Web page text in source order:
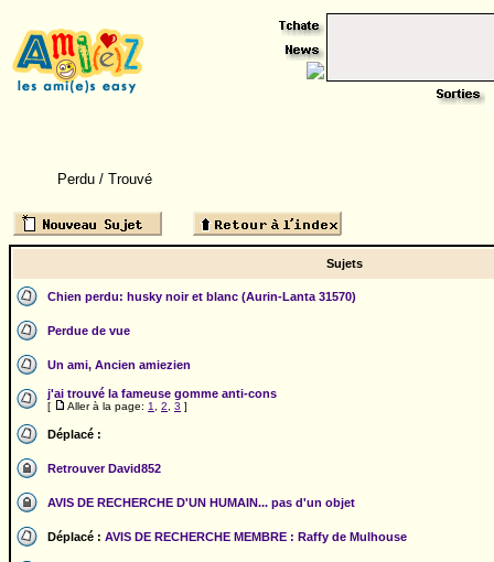
Perdu / Trouvé
Sujets
Chien perdu: husky noir et blanc (Aurin-Lanta 31570)
Perdue de vue
Un ami, Ancien amiezien
j'ai trouvé la fameuse gomme anti-cons
[ Aller à la page: 1 2 3 ]
Déplacé :
Retrouver David852
AVIS DE RECHERCHE D'UN HUMAIN... pas d'un objet
Déplacé : AVIS DE RECHERCHE MEMBRE : Raffy de Mulhouse